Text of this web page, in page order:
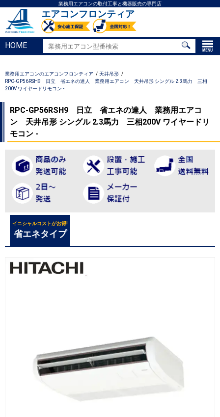
業務用エアコンの取付工事と機器販売の専門店
エアコンフロンティア
HOME
業務用エアコンのエアコンフロンティア
天井吊形
RPC-GP56RSH9 日立 省エネの達人 業務用エアコン 天井吊形 シングル 2.3馬力 三相
200V ワイヤードリモコン -
RPC-GP56RSH9 日立 省エネの達人 業務用エアコ
ン 天井吊形 シングル 2.3馬力 三相200V ワイヤードリ
モコン -
イニシャルコストがお得!
省エネタイプ